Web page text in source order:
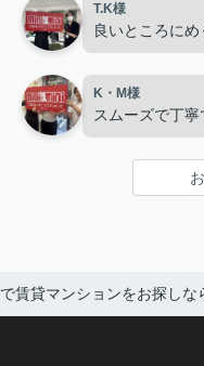
T.K様
良いところにめ
K・M様
スムーズで丁
賃貸マンションをお探しな